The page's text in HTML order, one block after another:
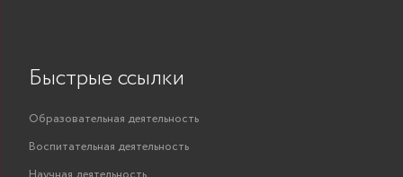
Быстрые ссылки
Образовательная деятельность
Воспитательная деятельность